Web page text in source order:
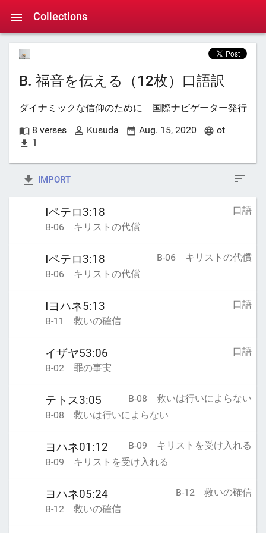
Collections
B. 福音を伝える（12枚）口語訳
ダイナミックな信仰のために 国際ナビゲーター発行
8 verses
Kusuda Aug. 15, 2020
ot
1
IMPORT
Ⅰペテロ3:18 口語
B-06 キリストの代償
Ⅰペテロ3:18 B-06 キリストの代償
B-06 キリストの代償
Ⅰヨハネ5:13 口語
B-11 救いの確信
イザヤ53:06 口語
B-02 罪の事実
テトス3:05 B-08 救いは行いによらない
B-08 救いは行いによらない
ヨハネ01:12 B-09 キリストを受け入れる
B-09 キリストを受け入れる
ヨハネ05:24 B-12 救いの確信
B-12 救いの確信